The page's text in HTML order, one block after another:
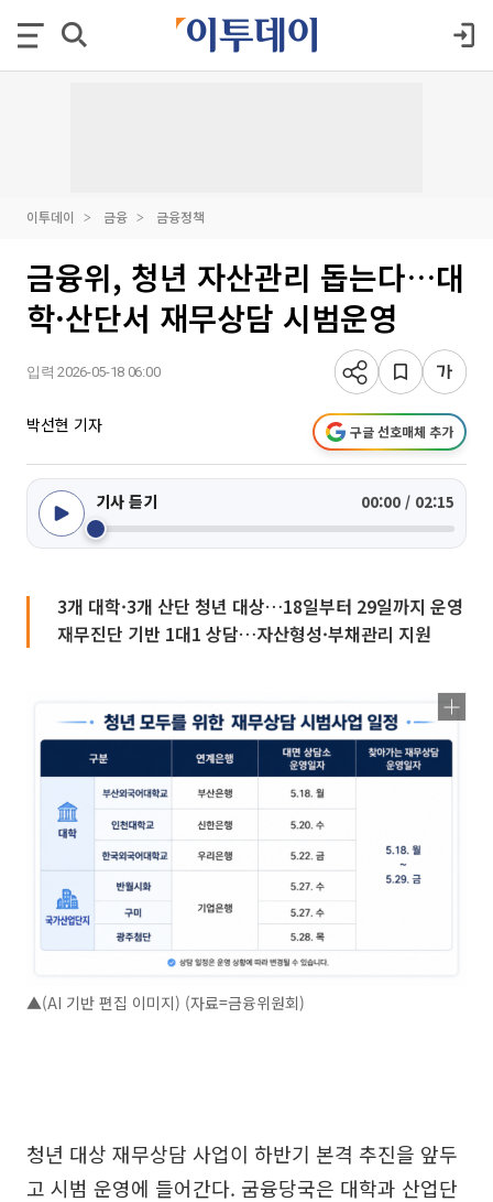
이투데이 금융 금융정책
금융위, 청년 자산관리 돕는다…대
학·산단서 재무상담 시범운영
입력 2026-05-18 06:00
박선현 기자 구글 선호매체 추가
기사 듣기 00:00 / 02:15
3개 대학·3개 산단 청년 대상…18일부터 29일까지 운영
재무진단 기반 1대1 상담…자산형성·부채관리 지원
▲(AI 기반 편집 이미지) (자료=금융위원회)
청년 대상 재무상담 사업이 하반기 본격 추진을 앞두
고 시범 운영에 들어간다. 굼융당국은 대학과 산업단